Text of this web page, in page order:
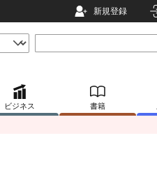
新規登録
ビジネス 書籍